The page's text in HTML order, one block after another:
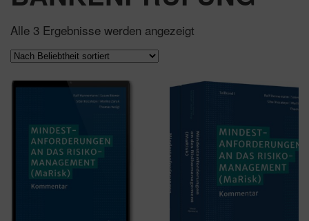
Alle 3 Ergebnisse werden angezeigt